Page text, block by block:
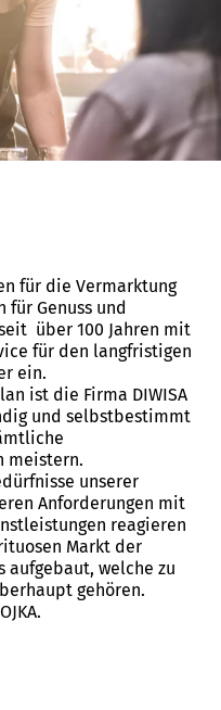
für die Vermarktung
für Genuss und
über 100 Jahren mit
für den langfristigen
ein.
ist die Firma DIWISA
und selbstbestimmt
meistern.
unserer
Anforderungen mit
reagieren
Markt der
aufgebaut, welche zu
gehören.